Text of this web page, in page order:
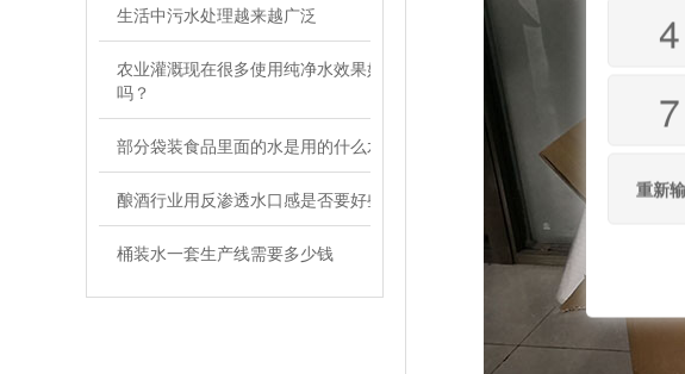
生活中污水处理越来越广泛
农业灌溉现在很多使用纯净水效果好
吗？
部分袋装食品里面的水是用的什么水
酿酒行业用反渗透水口感是否要好些
桶装水一套生产线需要多少钱
4
7
重新